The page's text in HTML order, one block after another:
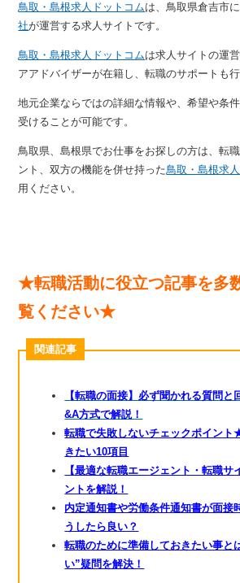
鳥取・島根求人ドットコムは、鳥取県倉吉市
社が運営する求人サイトです。
鳥取・島根求人ドットコムは求人サイトの運
アアドバイザーが在籍し、転職のサポートも行
地元企業ならではの詳細な情報や、希望や条
受けることが可能です。
鳥取県、島根県でお仕事をお探しの方は、転
ント、双方の機能を併せ持った鳥取・島根求
用ください。
★転職活動に役立つ記事を多
覧ください★
関連記事
【転職の面接】必ず聞かれる質問と
&A方式で解説！
転職で失敗しないチェックポイン
きたい10項目
【最適な転職エージェント・転職サ
ントを解説！
内定通知書や労働条件通知書が面接
うしたら良い？
転職のために準備しておきたい事と
い”疑問を解決！